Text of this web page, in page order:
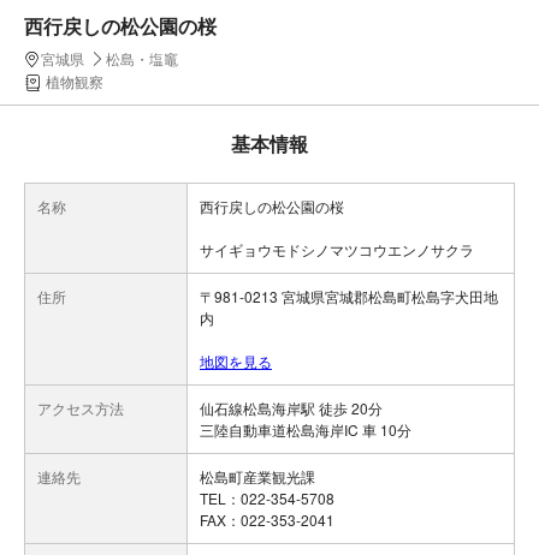
西行戻しの松公園の桜
宮城県
松島・塩竈
植物観察
基本情報
名称 西行戻しの松公園の桜
サイギョウモドシノマツコウエンノサクラ
住所
〒981-0213 宮城県宮城郡松島町松島字犬田地
内
地図を見る
アクセス方法
仙石線松島海岸駅 徒歩 20分
三陸自動車道松島海岸IC 車 10分
連絡先
松島町産業観光課
TEL：022-354-5708
FAX：022-353-2041